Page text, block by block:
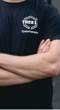
graag op een
een
zowel
met
hen om
te
staat het
centraal.